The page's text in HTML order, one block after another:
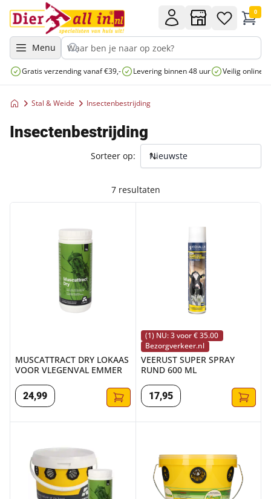
Menu
0
Gratis verzending vanaf €39,- Levering binnen 48 uur Veilig online
Stal & Weide Insectenbestrijding
Insectenbestrijding
7 resultaten
Sorteer op:
MUSCATTRACT DRY LOKAAS
VOOR VLEGENVAL EMMER
24,99
(1) NU: 3 voor € 35.00
Bezorgverkeer.nl
VEERUST SUPER SPRAY
RUND 600 ML
17,95